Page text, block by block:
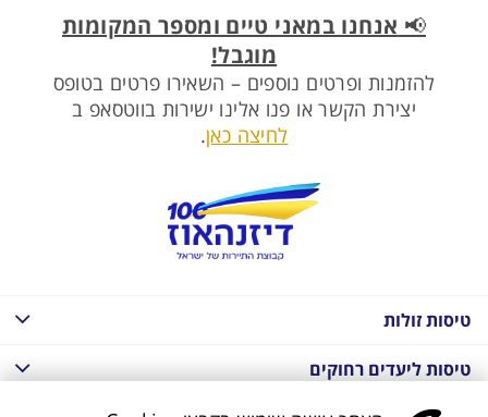
📢 אנחנו במאני טיים ומספר המקומות
מוגבל!
להזמנות ופרטים נוספים – השאירו פרטים בטופס
יצירת הקשר או פנו אלינו ישירות בווטסאפ ב
לחיצה כאן.
טיסות זולות
טיסות ליעדים רחוקים